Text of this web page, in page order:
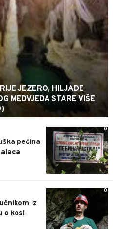
JEZERO, HILJADE
MEDVJEDA STARE VIŠE
0
pećina
0
iz
o kosi